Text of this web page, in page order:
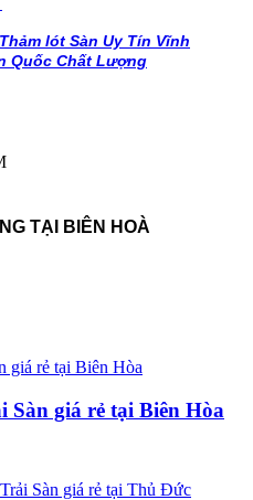
Thảm lót Sàn Uy Tín Vĩnh
Quốc Chất Lượng
TẠI BIÊN HOÀ
giá rẻ tại Biên Hòa